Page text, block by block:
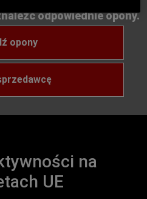
odpowiednie opony.
opony
na
UE